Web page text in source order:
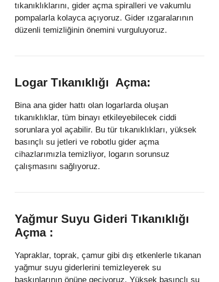
tıkanıklıklarını, gider açma spiralleri ve vakumlu
pompalarla kolayca açıyoruz. Gider ızgaralarının
düzenli temizliğinin önemini vurguluyoruz.
Logar Tıkanıklığı Açma:
Bina ana gider hattı olan logarlarda oluşan
tıkanıklıklar, tüm binayı etkileyebilecek ciddi
sorunlara yol açabilir. Bu tür tıkanıklıkları, yüksek
basınçlı su jetleri ve robotlu gider açma
cihazlarımızla temizliyor, logarın sorunsuz
çalışmasını sağlıyoruz.
Yağmur Suyu Gideri Tıkanıklığı
Açma :
Yapraklar, toprak, çamur gibi dış etkenlerle tıkanan
yağmur suyu giderlerini temizleyerek su
baskınlarının önüne geçiyoruz. Yüksek basınçlı su